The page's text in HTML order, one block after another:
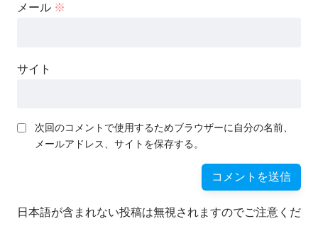
メール ※
サイト
次回のコメントで使用するためブラウザーに自分の名前、
メールアドレス、サイトを保存する。
日本語が含まれない投稿は無視されますのでご注意くだ